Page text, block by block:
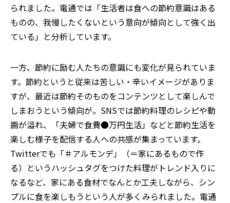
られました。電通では「生活者は食への節約意識はある
ものの、我慢したくないという意向が傾向として強く出
ている」 と分析しています。
一方、節約に励む人たちの意識にも変化が見られていま
す。節約というと従来は苦しい・辛いイメージがありま
すが、最近は節約そのものをコンテンツとして楽しんで
しまおうという傾向が。 SNSでは節約料理のレシピや動
画が溢れ、「夫婦で食費●万円生活」などと節約生活を
楽しむ様子を配信する人への共感が集まっています。
Twitterでも「＃アルモンデ」（＝家にあるもので作
る）というハッシュタグをつけた料理がトレンド入りに
なるなど、家にある食材でなんとか工夫しながら、シン
プルに食を楽しもうという人が多くみられました。電通